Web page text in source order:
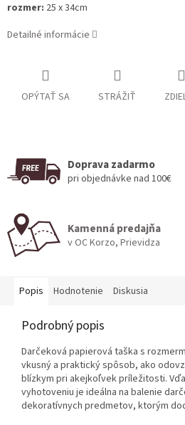
rozmer: 25 x 34cm
Detailné informácie
OPÝTAŤ SA STRÁŽIŤ
Doprava zadarmo
pri objednávke nad 100€
Kamenná predajňa
v OC Korzo, Prievidza
Popis Hodnotenie Diskusia
Podrobný popis
Darčeková papierová taška s
vkusný a praktický spôsob, ako
blízkym pri akejkoľvek príležitosti.
vyhotoveniu je ideálna na balenie
dekoratívnych predmetov, ktorým